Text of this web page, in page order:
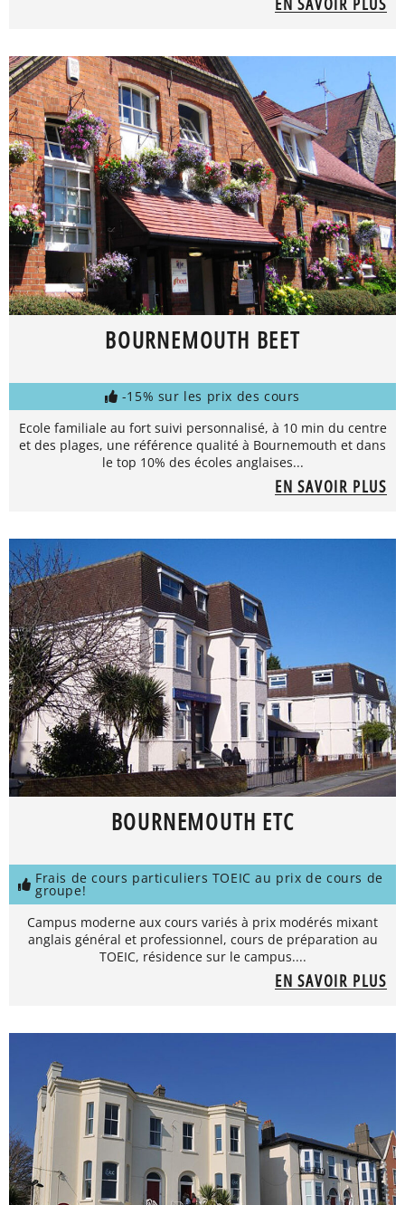
BOURNEMOUTH BEET
-15% sur les prix des cours
Ecole familiale au fort suivi personnalisé, à 10 min du centre
et des plages, une référence qualité à Bournemouth et dans
le top 10% des écoles anglaises...
EN SAVOIR PLUS
BOURNEMOUTH ETC
Frais de cours particuliers TOEIC au prix de cours de
groupe!
Campus moderne aux cours variés à prix modérés mixant
anglais général et professionnel, cours de préparation au
TOEIC, résidence sur le campus....
EN SAVOIR PLUS